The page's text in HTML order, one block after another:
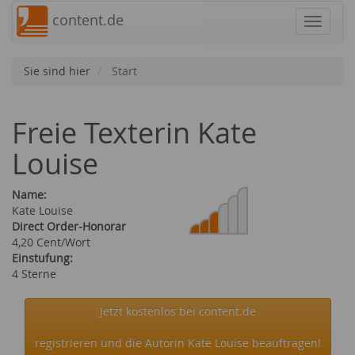
content.de
Sie sind hier Start
Freie Texterin Kate
Louise
Name:
Kate Louise
Direct Order-Honorar
4,20 Cent/Wort
Einstufung:
4 Sterne
Jetzt kostenlos bei content.de
registrieren und die Autorin Kate Louise beauftragen!